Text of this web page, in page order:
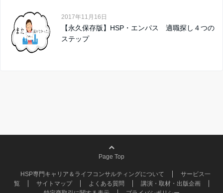
2017年11月16日
【永久保存版】HSP・エンパス 適職探し４つの
ステップ
Page Top
HSP専門キャリア＆ライフコンサルティングについて
サービス一
覧
サイトマップ よくある質問
講演・取材・出版企画